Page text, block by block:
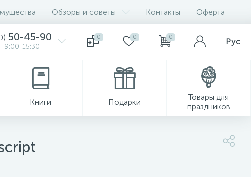
Обзоры и советы Контакты Оферта
50-45-90
9:00-15:30
0 0 0 Рус
Книги Подарки
Товары для
праздников